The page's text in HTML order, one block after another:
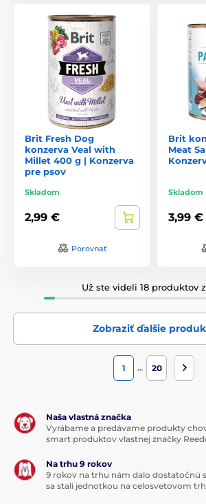
Brit Fresh Dog
konzerva Veal with
Millet 400 g | Konzerva
pre psov
Skladom
2,99 €
Porovnať
Brit
Meat
Skladom
3,99 €
Už ste videli 18 produktov
Zobraziť ďalšie
1 … 20
Naša vlastná značka
Vyrábame a predávame produkty
smart produktov vlastnej značky
Na trhu 9 rokov
9 rokov na trhu nám dalo dostatočnú
sa stali jednotkou na celosvetovom